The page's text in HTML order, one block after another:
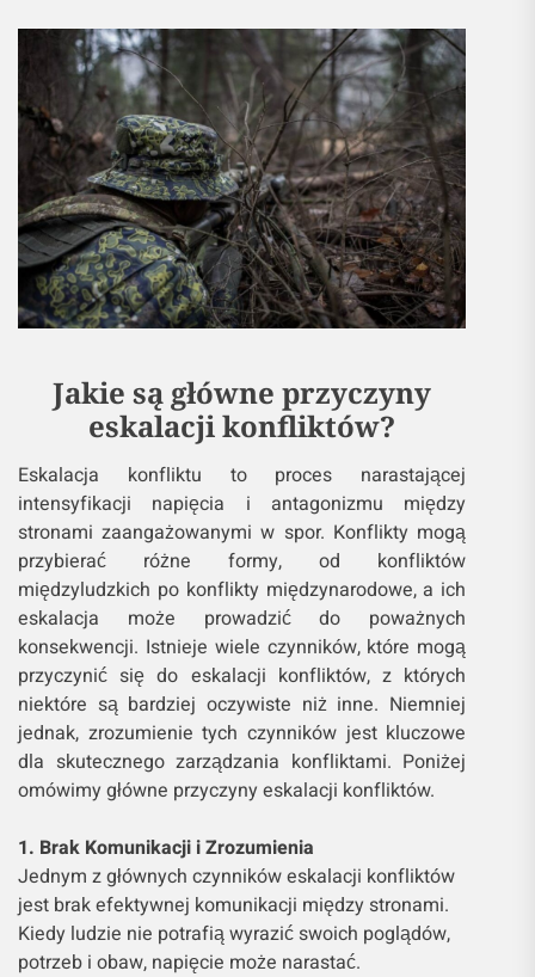
Jakie są główne przyczyny
eskalacji konfliktów?
Eskalacja konfliktu to proces narastającej
intensyfikacji napięcia i antagonizmu między
stronami zaangażowanymi w spor. Konflikty mogą
przybierać różne formy, od konfliktów
międzyludzkich po konflikty międzynarodowe, a ich
eskalacja może prowadzić do poważnych
konsekwencji. Istnieje wiele czynników, które mogą
przyczynić się do eskalacji konfliktów, z których
niektóre są bardziej oczywiste niż inne. Niemniej
jednak, zrozumienie tych czynników jest kluczowe
dla skutecznego zarządzania konfliktami. Poniżej
omówimy główne przyczyny eskalacji konfliktów.
1. Brak Komunikacji i Zrozumienia
Jednym z głównych czynników eskalacji konfliktów
jest brak efektywnej komunikacji między stronami.
Kiedy ludzie nie potrafią wyrazić swoich poglądów,
potrzeb i obaw, napięcie może narastać.